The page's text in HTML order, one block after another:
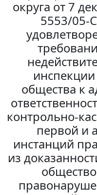
округа от 7
5553/05-
общества к
контрольно-
первой и
инстанций
из